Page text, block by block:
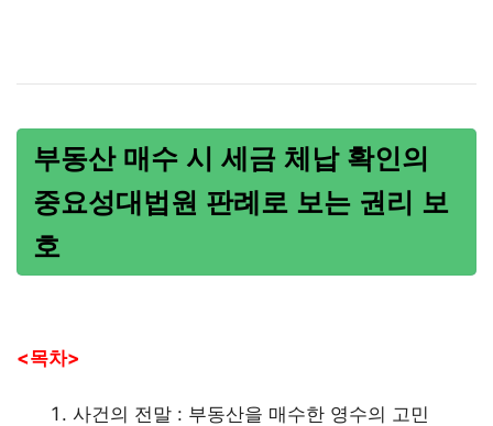
부동산 매수 시 세금 체납 확인의
중요성대법원 판례로 보는 권리 보
호
<목차>
사건의 전말 : 부동산을 매수한 영수의 고민